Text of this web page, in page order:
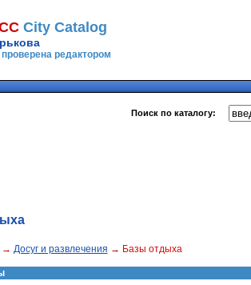
Сity Сatalog
редактором
Поиск по каталогу:
→ Досуг и развлечения → Базы отдыха